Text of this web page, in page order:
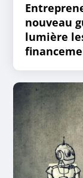
nouveau
lumière